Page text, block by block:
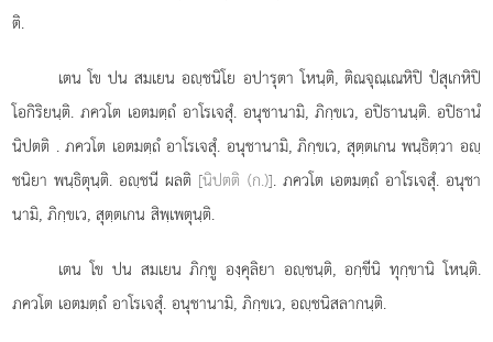
ติ.
เตน โข ปน สมเยน อฺชนิโย อปารุตา โหนฺติ, ติณจุณฺเณหิปิ ปํสุเกหิปิ
โอกิริยนฺติ. ภควโต เอตมตฺถํ อาโรเจสุํ. อนุชานามิ, ภิกฺขเว, อปิธานนฺติ. อปิธานํ
นิปตติ . ภควโต เอตมตฺถํ อาโรเจสุํ. อนุชานามิ, ภิกฺขเว, สุตฺตเกน พนฺธิตฺวา อฺ
ชนิยา พนฺธิตุนฺติ. อฺชนี ผลติ [นิปตติ (ก.)]. ภควโต เอตมตฺถํ อาโรเจสุํ. อนุชา
นามิ, ภิกฺขเว, สุตฺตเกน สิพฺเพตุนฺติ.
เตน โข ปน สมเยน ภิกฺขู องฺคุลิยา อฺชนฺติ, อกฺขีนิ ทุกฺขานิ โหนฺติ.
ภควโต เอตมตฺถํ อาโรเจสุํ. อนุชานามิ, ภิกฺขเว, อฺชนิสลากนฺติ.